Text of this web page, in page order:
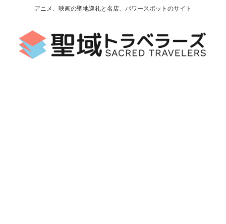
アニメ、映画の聖地巡礼と名店、パワースポットのサイト